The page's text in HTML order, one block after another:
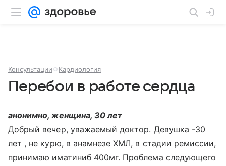
Консультации Кардиология
Перебои в работе сердца
анонимно, женщина, 30 лет
Добрый вечер, уважаемый доктор. Девушка -30
лет , не курю, в анамнезе ХМЛ, в стадии ремиссии,
принимаю иматиниб 400мг. Проблема следующего